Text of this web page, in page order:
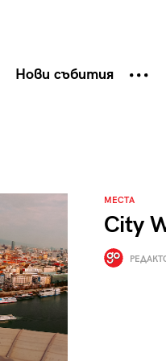
Нови събития
МЕСТА
City